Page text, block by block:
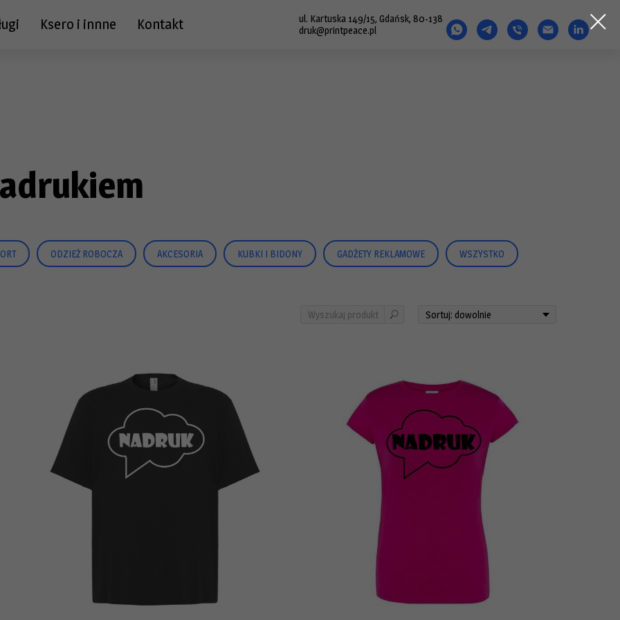
Ksero i innne Kontakt
ul. Kartuska 149/15, Gdańsk, 80-138
druk@printpeace.pl
ODZIEŻ ROBOCZA AKCESORIA KUBKI I BIDONY GADŻETY REKLAMOWE WSZYSTKO